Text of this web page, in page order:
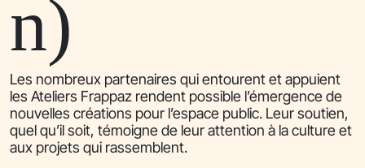
n)
Les nombreux partenaires qui entourent et appuient
les Ateliers Frappaz rendent possible l’émergence de
nouvelles créations pour l’espace public. Leur soutien,
quel qu’il soit, témoigne de leur attention à la culture et
aux projets qui rassemblent.